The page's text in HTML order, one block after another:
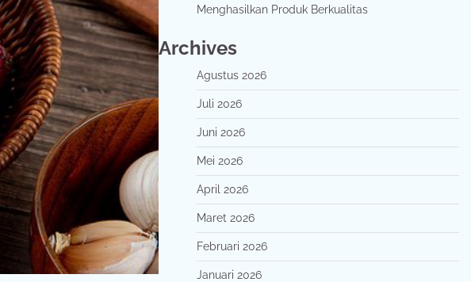
Menghasilkan Produk Berkualitas
Archives
Agustus 2026
Juli 2026
Juni 2026
Mei 2026
April 2026
Maret 2026
Februari 2026
Januari 2026